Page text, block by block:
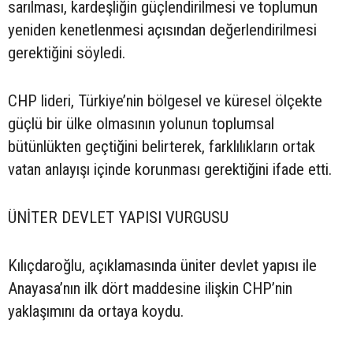
sarılması, kardeşliğin güçlendirilmesi ve toplumun
yeniden kenetlenmesi açısından değerlendirilmesi
gerektiğini söyledi.
CHP lideri, Türkiye’nin bölgesel ve küresel ölçekte
güçlü bir ülke olmasının yolunun toplumsal
bütünlükten geçtiğini belirterek, farklılıkların ortak
vatan anlayışı içinde korunması gerektiğini ifade etti.
ÜNİTER DEVLET YAPISI VURGUSU
Kılıçdaroğlu, açıklamasında üniter devlet yapısı ile
Anayasa’nın ilk dört maddesine ilişkin CHP’nin
yaklaşımını da ortaya koydu.